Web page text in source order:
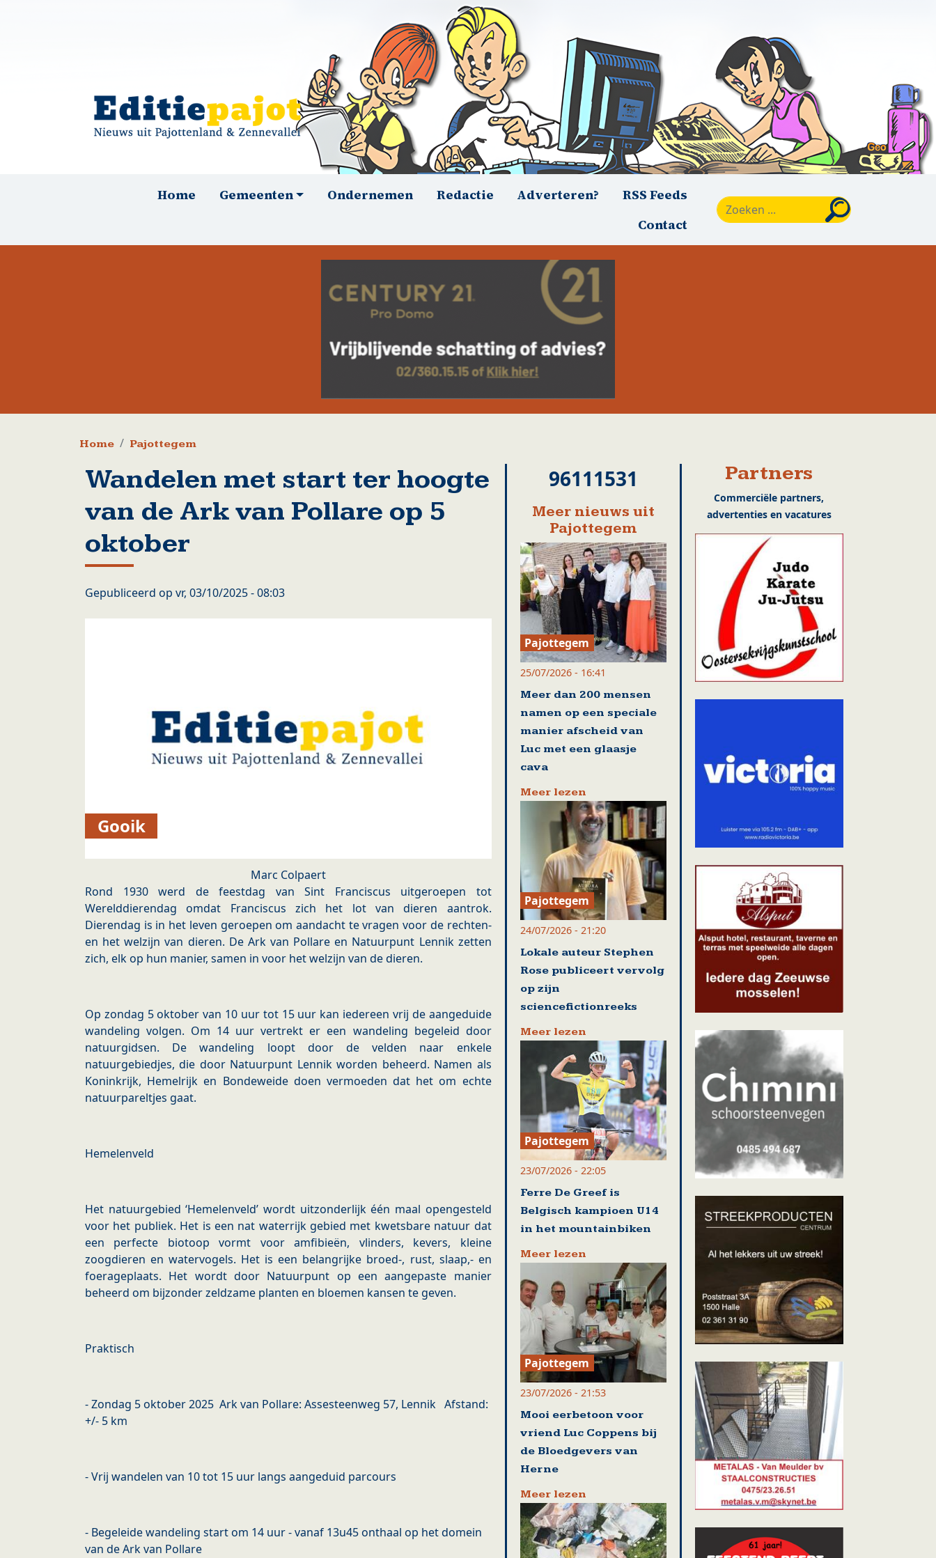
HoofdnavigatieHome Gemeenten Ondernemen Redactie Adverteren?
RSS Feeds
Contact
Kruimelpad
Home Pajottegem
Wandelen met start ter hoogte
van de Ark van Pollare op 5
oktober
Gepubliceerd op vr, 03/10/2025 - 08:03
Gooik
Marc Colpaert
Rond 1930 werd de feestdag van Sint Franciscus uitgeroepen tot
Werelddierendag omdat Franciscus zich het lot van dieren aantrok.
Dierendag is in het leven geroepen om aandacht te vragen voor de rechten-
en het welzijn van dieren. De Ark van Pollare en Natuurpunt Lennik zetten
zich, elk op hun manier, samen in voor het welzijn van de dieren.
Op zondag 5 oktober van 10 uur tot 15 uur kan iedereen vrij de aangeduide
wandeling volgen. Om 14 uur vertrekt er een wandeling begeleid door
natuurgidsen. De wandeling loopt door de velden naar enkele
natuurgebiedjes, die door Natuurpunt Lennik worden beheerd. Namen als
Koninkrijk, Hemelrijk en Bondeweide doen vermoeden dat het om echte
natuurpareltjes gaat.
Hemelenveld
Het natuurgebied ‘Hemelenveld’ wordt uitzonderlijk één maal opengesteld
voor het publiek. Het is een nat waterrijk gebied met kwetsbare natuur dat
een perfecte biotoop vormt voor amfibieën, vlinders, kevers, kleine
zoogdieren en watervogels. Het is een belangrijke broed-, rust, slaap,- en
foerageplaats. Het wordt door Natuurpunt op een aangepaste manier
beheerd om bijzonder zeldzame planten en bloemen kansen te geven.
Praktisch
- Zondag 5 oktober 2025 Ark van Pollare: Assesteenweg 57, Lennik Afstand:
+/- 5 km
- Vrij wandelen van 10 tot 15 uur langs aangeduid parcours
- Begeleide wandeling start om 14 uur - vanaf 13u45 onthaal op het domein
van de Ark van Pollare
96111531
Meer nieuws uit
Pajottegem
Pajottegem
25/07/2026 - 16:41
Meer dan 200 mensen
namen op een speciale
manier afscheid van
Luc met een glaasje
cava
Meer lezen
Pajottegem
24/07/2026 - 21:20
Lokale auteur Stephen
Rose publiceert vervolg
op zijn
sciencefictionreeks
Meer lezen
Pajottegem
23/07/2026 - 22:05
Ferre De Greef is
Belgisch kampioen U14
in het mountainbiken
Meer lezen
Pajottegem
23/07/2026 - 21:53
Mooi eerbetoon voor
vriend Luc Coppens bij
de Bloedgevers van
Herne
Meer lezen
Partners
Commerciële partners,
advertenties en vacatures